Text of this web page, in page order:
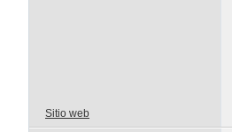
Sitio web